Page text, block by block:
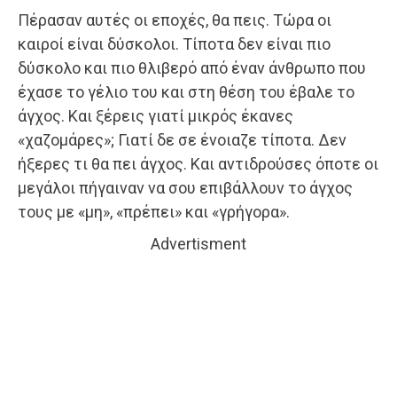
Πέρασαν αυτές οι εποχές, θα πεις. Τώρα οι
καιροί είναι δύσκολοι. Τίποτα δεν είναι πιο
δύσκολο και πιο θλιβερό από έναν άνθρωπο που
έχασε το γέλιο του και στη θέση του έβαλε το
άγχος. Και ξέρεις γιατί μικρός έκανες
«χαζομάρες»; Γιατί δε σε ένοιαζε τίποτα. Δεν
ήξερες τι θα πει άγχος. Και αντιδρούσες όποτε οι
μεγάλοι πήγαιναν να σου επιβάλλουν το άγχος
τους με «μη», «πρέπει» και «γρήγορα».
Advertisment